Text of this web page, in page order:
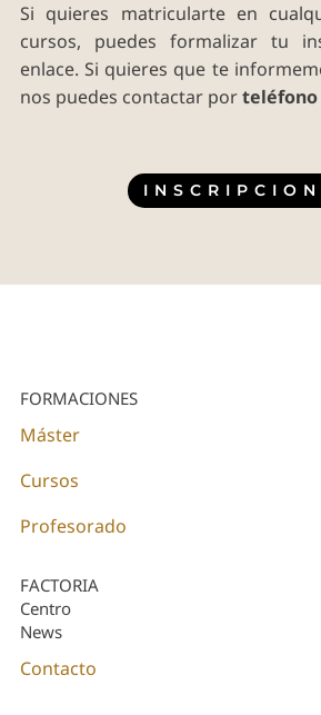
Si quieres matricularte en
cursos, puedes formalizar tu
enlace. Si quieres que te
nos puedes contactar porteléfono
FORMACIONES
Máster
Cursos
Profesorado
FACTORIA
Centro
News
Contacto